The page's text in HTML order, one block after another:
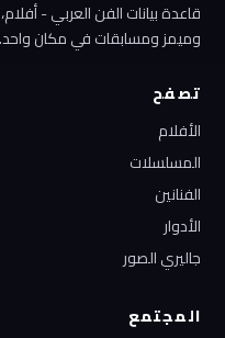
قاعدة بيانات الفن العربي -
وميمز ومسابقات في مكان واحد.
تصفح
الأفلام
المسلسلات
الفنانين
الأدوار
جاليري الصور
المجتمع